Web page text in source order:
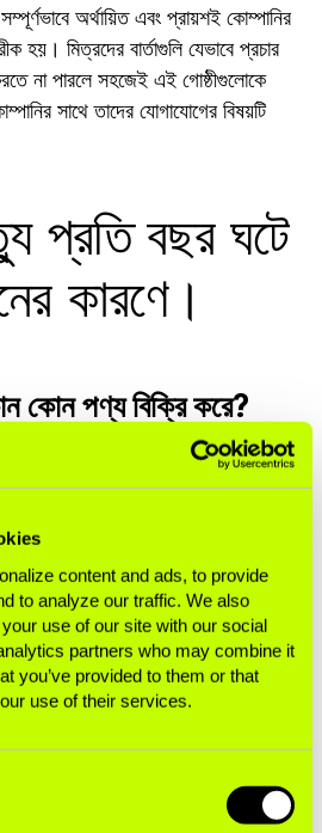
content and ads, to provide
to analyze our traffic. We also
use of our site with our social
partners who may combine it
you’ve provided to them or that
use of their services.
অর্থায়িত এবং প্রায়শই কোম্পানির
হয়। মিত্রদের বার্তাগুলি যেভাবে প্রচার
না পারলে সহজেই এই গোষ্ঠীগুলোকে
সাথে তাদের যোগাযোগের বিষয়টি
প্রতি বছর ঘটে
কারণে।
কোন পণ্য বিক্রি করে?
জন্য সর্বাধিক পরিচিত। যদিও বিশ্বের
হ্রাস পাচ্ছে, ২০২৫ সালে পূর্বাভাস রয়েছে
কিছু বড় তামাক কোম্পানি দাবি করে যে
কার্যকলাপের বিশ্লেষণথেকে বোঝা যায় যে
এবং নীতিগত হস্তক্ষেপ না করা হলে
তামাকজাত পণ্য থেকেও অর্থ উপার্জন
দ্বারা উৎপাদিত হয় যার মধ্যে ২৫%